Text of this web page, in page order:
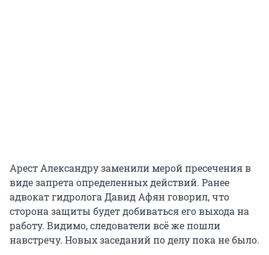
Арест Александру заменили мерой пресечения в
виде запрета определенных действий. Ранее
адвокат гидролога Давид Афян говорил, что
сторона защиты будет добиваться его выхода на
работу. Видимо, следователи всё же пошли
навстречу. Новых заседаний по делу пока не было.